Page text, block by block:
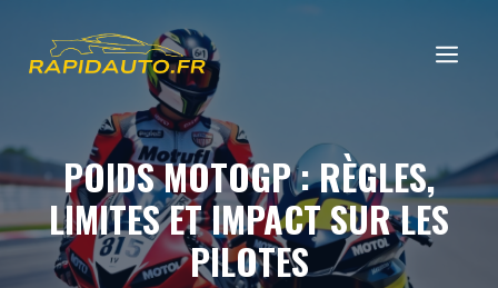
contenu
POIDS MOTOGP : RÈGLES,
LIMITES ET IMPACT SUR LES
PILOTES